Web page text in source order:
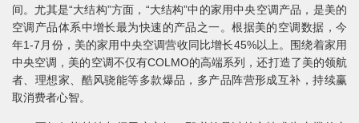
间。尤其是“大结构”方面，“大结构”中的家用中央空调产品，是美的
空调产品体系中增长最为快速的产品之一。根据美的空调数据，今
年1-7月份，美的家用中央空调营收同比增长45%以上。围绕着家用
中央空调，美的空调不仅有COLMO的高端系列，还打造了美的领航
者、理想家、酷风骁能等多款爆品，多产品阵营形成互补，持续赢
取消费者心智。